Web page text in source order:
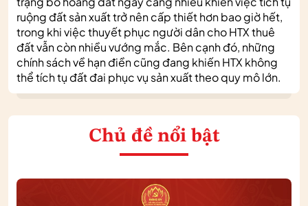
ruộng đất sản xuất trở nên cấp thiết hơn bao giờ hết,
trong khi việc thuyết phục người dân cho HTX thuê
đất vẫn còn nhiều vướng mắc. Bên cạnh đó, những
chính sách về hạn điền cũng đang khiến HTX không
thể tích tụ đất đai phục vụ sản xuất theo quy mô lớn.
Chủ đề nổi bật